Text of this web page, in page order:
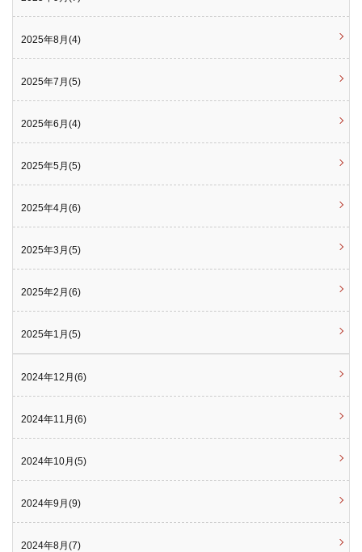
2025年8月(4)
2025年7月(5)
2025年6月(4)
2025年5月(5)
2025年4月(6)
2025年3月(5)
2025年2月(6)
2025年1月(5)
2024年12月(6)
2024年11月(6)
2024年10月(5)
2024年9月(9)
2024年8月(7)